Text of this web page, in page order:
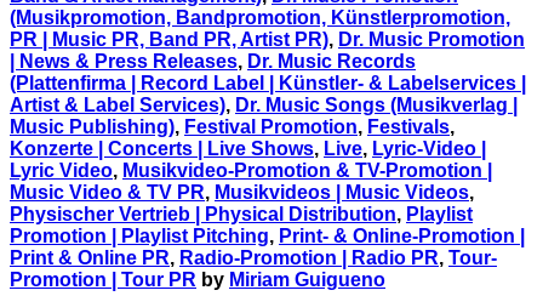
(Musikpromotion, Bandpromotion, Künstlerpromotion,
PR | Music PR, Band PR, Artist PR), Dr. Music Promotion
| News & Press Releases, Dr. Music Records
(Plattenfirma | Record Label | Künstler- & Labelservices |
Artist & Label Services), Dr. Music Songs (Musikverlag |
Music Publishing), Festival Promotion, Festivals,
Konzerte | Concerts | Live Shows, Live, Lyric-Video |
Lyric Video, Musikvideo-Promotion & TV-Promotion |
Music Video & TV PR, Musikvideos | Music Videos,
Physischer Vertrieb | Physical Distribution, Playlist
Promotion | Playlist Pitching, Print- & Online-Promotion |
Print & Online PR, Radio-Promotion | Radio PR, Tour-
Promotion | Tour PR by Miriam Guigueno